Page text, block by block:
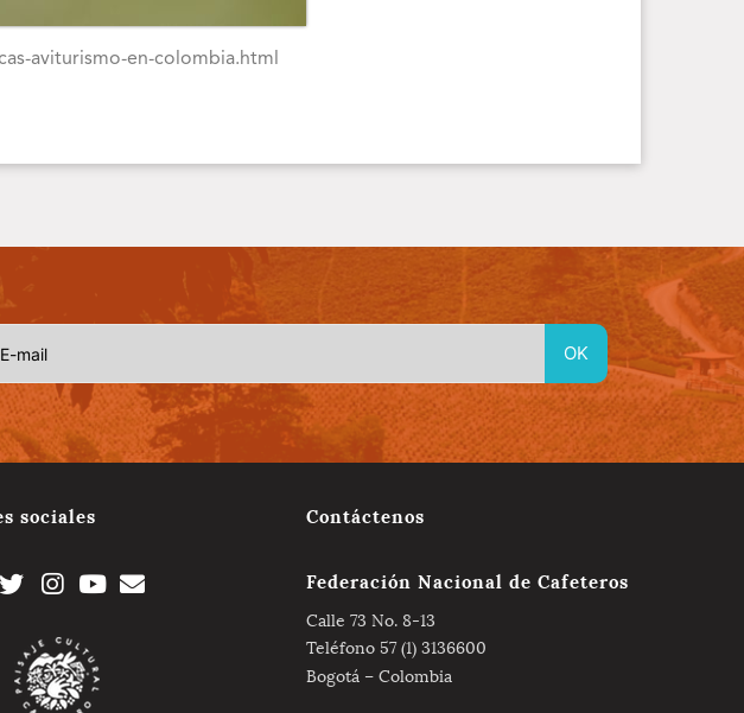
aviturismo-en-colombia.html
sociales Contáctenos
Federación Nacional de Cafeteros
Calle 73 No. 8-13
Teléfono 57 (1) 3136600
Bogotá – Colombia